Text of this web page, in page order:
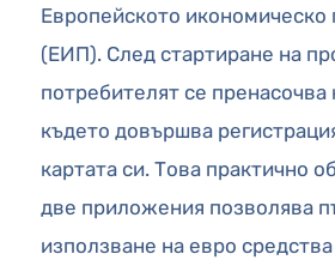
Европейското икономическо
(ЕИП). След стартиране на
потребителят се пренасочва
където довършва
картата си. Това практично
две приложения позволява
използване на евро